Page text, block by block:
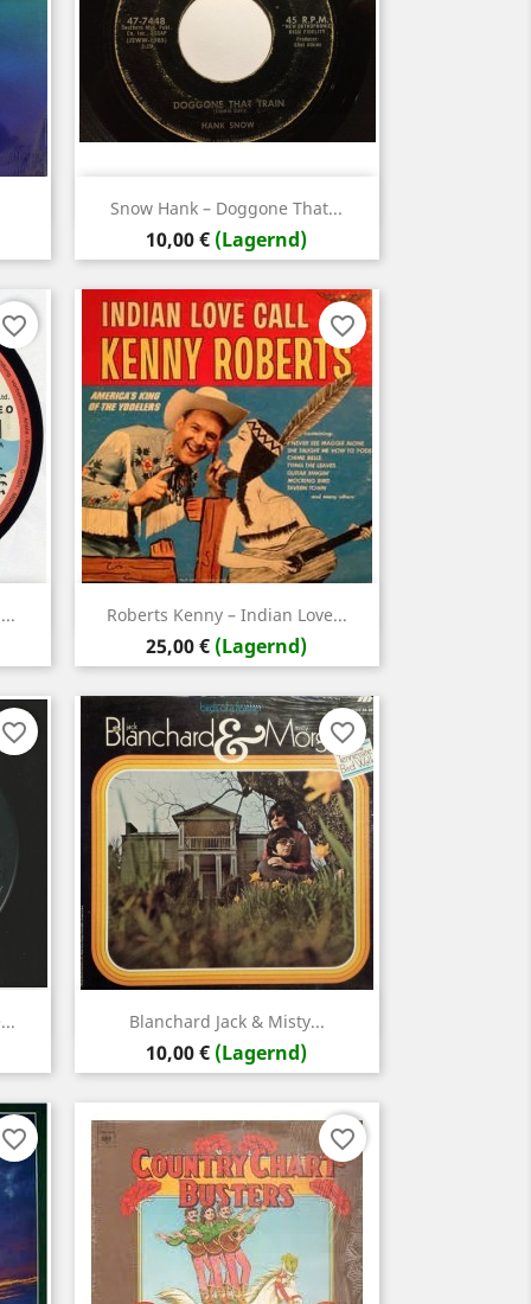
Snow Hank ‎– Doggone That...
Preis
10,00 € (Lagernd)
Vorschau
favorite_border
Roberts Kenny – Indian Love...
Preis
25,00 € (Lagernd)
Vorschau
favorite_border
favorite_border
Blanchard Jack & Misty...
Preis
10,00 € (Lagernd)
Vorschau
favorite_border
favorite_border favorite_border